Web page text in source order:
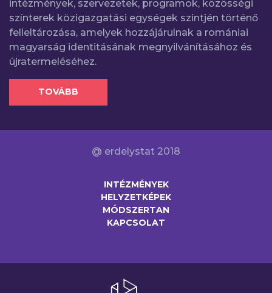
intézmények, szervezetek, programok, közösségi
színterek közigazgatási egységek szintjén történő
felleltározása, amelyek hozzájárulnak a romániai
magyarság identitásának megnyilvánításához és
újratermeléséhez.
TOVÁBB
@ erdelystat 2018
INTÉZMÉNYEK
HELYZETKÉPEK
MÓDSZERTAN
KAPCSOLAT